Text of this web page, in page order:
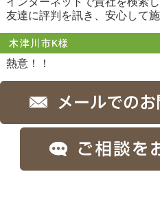
友達に評判を訊き、安心して
木津川市K様
熱意！！